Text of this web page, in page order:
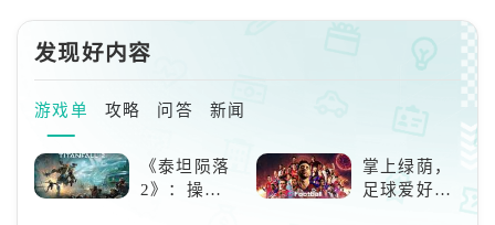
公布了隔天开始的新一波马娘卡
池以及支援卡池。新马娘卡池PU
角色为★★★美妙姿势[麺华煌彩
伝・极]ファインモーション。美
妙姿势★★★美妙姿势[麺华煌彩
伝・极]ファインモーション育成
情报新支援卡池PU角色则为SSR
优秀素
发现好内容
游戏单 攻略 问答 新闻
《泰坦陨落
2》：操控
掌上绿荫，
足球爱好者